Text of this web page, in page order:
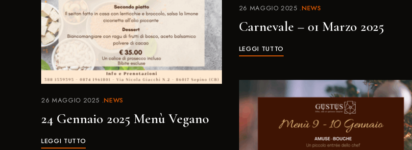
26 MAGGIO 2025 NEWS
24 Gennaio 2025 Menù Vegano
LEGGI TUTTO
26 MAGGIO 2025 NEWS
Carnevale – 01 Marzo 2025
LEGGI TUTTO